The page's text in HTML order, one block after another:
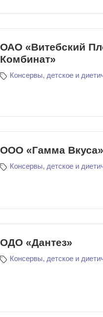
ОАО «Витебский
Комбинат»
Консервы, детское и
ООО «Гамма Вкуса»
Консервы, детское и
ОДО «Дантез»
Консервы, детское и